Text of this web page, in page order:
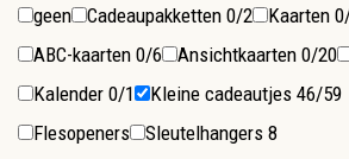
geen
Cadeaupakketten 0/2 Kaarten
ABC-kaarten 0/6 Ansichtkaarten 0/20
Kalender 0/1 Kleine cadeautjes 46/59
Flesopeners
Sleutelhangers 8